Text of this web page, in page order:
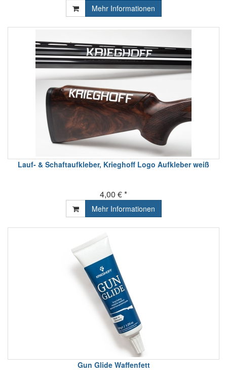
Mehr Informationen
Lauf- & Schaftaufkleber, Krieghoff Logo Aufkleber weiß
4,00 € *
Mehr Informationen
Gun Glide Waffenfett